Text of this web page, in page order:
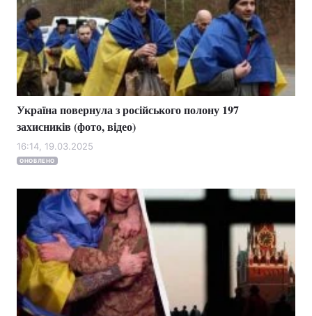
Україна повернула з російського полону 197
захисників (фото, відео)
16:14, 19.03.2025
ОНОВЛЕНО